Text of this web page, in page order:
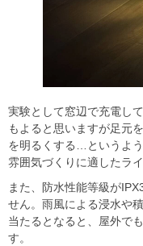
実験として窓辺で充電し
もよると思いますが足元
を明るくする…というよ
雰囲気づくりに適したライ
また、防水性能等級が
せん。雨風による浸水や
当たるとなると、屋外で
す。